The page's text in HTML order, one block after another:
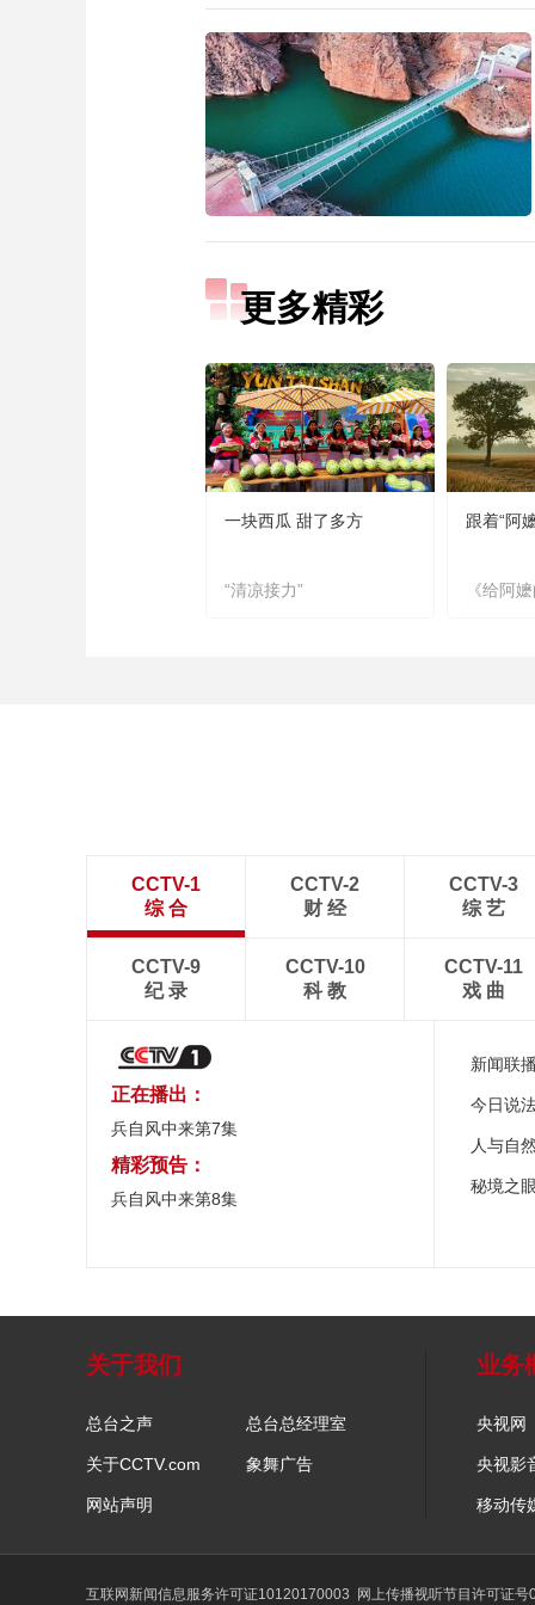
更多精彩
一块西瓜 甜了多方
“清凉接力”
跟着“阿
《给阿
CCTV-1
综 合
CCTV-2
财 经
CCTV-3
综 艺
CCTV-9
纪 录
CCTV-10
科 教
CCTV-11
戏 曲
正在播出：
兵自风中来第7集
精彩预告：
兵自风中来第8集
新闻联
今日说
人与自
秘境之
关于我们
总台之声 总台总经理室
关于CCTV.com 象舞广告
网站声明
业务
央视网
央视影
移动传
互联网新闻信息服务许可证10120170003 网上传播视听节目许可证